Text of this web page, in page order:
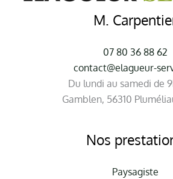
M.
07 80 36 88 62
contact@elagueur-
Du lundi au samedi de
Gamblen, 56310
Nos
Paysagiste